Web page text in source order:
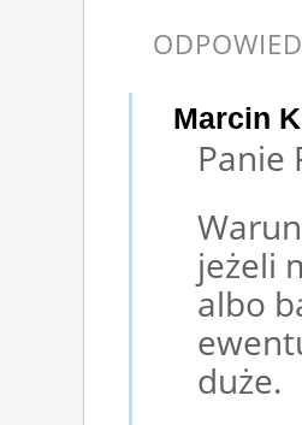
Marcin
Panie
jeżeli
albo
duże.